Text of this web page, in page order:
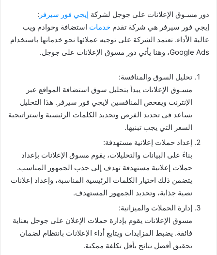
دور مسـوق الإعلانات على جوجل لشركة إيجي فور سيرفر :
إيجي فور سيرفر هي شركة تقدم خدمات استضافة وخوادم ويب
عالية الأداء. تعتمد الشركة على توجيه عملائها نحو خدماتها باستخدام
Google Ads، وهنا يأتي دور مسوق الإعلانات على جوجل.
تحليل السوق والمنافسة:
مسـوق الإعلانات يبدأ بتحليل سوق استضافة المواقع عبر
الإنترنت ويفحص المنافسين لإيجي فور سيرفر. هذا التحليل
يساعد في تحديد الفرص وتحديد الكلمات الرئيسية واستراتيجية
السعر التي يجب تبنيها.
إعداد حملات إعلانية مستهدفة:
بناءً على البيانات والتحليلات، يقوم مسوق الإعلانات بإعداد
حملات إعلانية مستهدفة تهدف إلى جذب الجمهور المناسب.
يتضمن ذلك اختيار الكلمات الرئيسية المناسبة، وإعداد إعلانات
نصية جذابة، وتحديد الجمهور المستهدف.
إدارة الحملات والميزانية:
مسوق الإعلانات يقوم بإدارة حملات الإعلان على جوجل بعناية
فائقة. يضبط المزايدات ويتابع أداء الإعلانات بانتظام لضمان
تحقيق أفضل نتائج بأقل تكلفة ممكنة.